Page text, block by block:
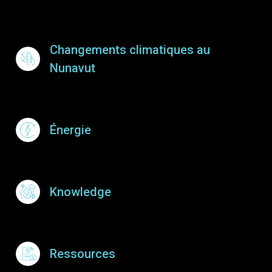
Changements climatiques au
Nunavut
Énergie
Knowledge
Ressources